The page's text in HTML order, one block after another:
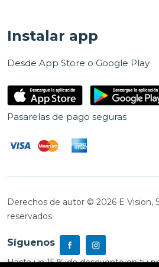
Instalar app
Desde App Store o Google Play
Pasarelas de pago seguras
Derechos de autor © 2026 E Vision,
reservados.
Síguenos
Hasta un 15 % de descuento en tu